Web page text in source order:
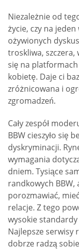
Niezależnie od
życie, czy na
ożywionych
troskliwa, szczera,
się na
kobietę. Daje ci
zróżnicowana i
zgromadzeń.
Cały zespół
BBW cieszyło się
dyskryminacji.
wymagania
dniem. Tysiące
randkowych BBW,
porozmawiać,
relacje. Z tego
wysokie
Najlepsze serwisy
dobrze radzą